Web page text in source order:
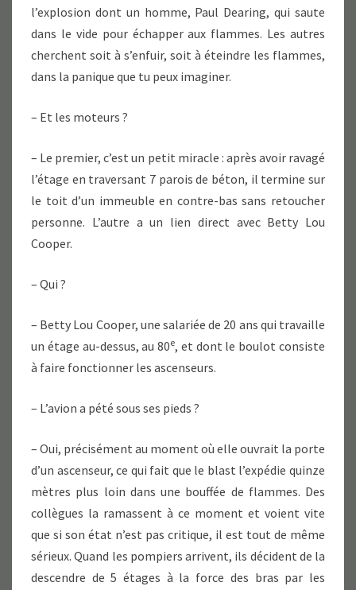
l’explosion dont un homme, Paul Dearing, qui saute
dans le vide pour échapper aux flammes. Les autres
cherchent soit à s’enfuir, soit à éteindre les flammes,
dans la panique que tu peux imaginer.
– Et les moteurs ?
– Le premier, c’est un petit miracle : après avoir ravagé
l’étage en traversant 7 parois de béton, il termine sur
le toit d’un immeuble en contre-bas sans retoucher
personne. L’autre a un lien direct avec Betty Lou
Cooper.
– Qui ?
– Betty Lou Cooper, une salariée de 20 ans qui travaille
un étage au-dessus, au 80e, et dont le boulot consiste
à faire fonctionner les ascenseurs.
– L’avion a pété sous ses pieds ?
– Oui, précisément au moment où elle ouvrait la porte
d’un ascenseur, ce qui fait que le blast l’expédie quinze
mètres plus loin dans une bouffée de flammes. Des
collègues la ramassent à ce moment et voient vite
que si son état n’est pas critique, il est tout de même
sérieux. Quand les pompiers arrivent, ils décident de la
descendre de 5 étages à la force des bras par les